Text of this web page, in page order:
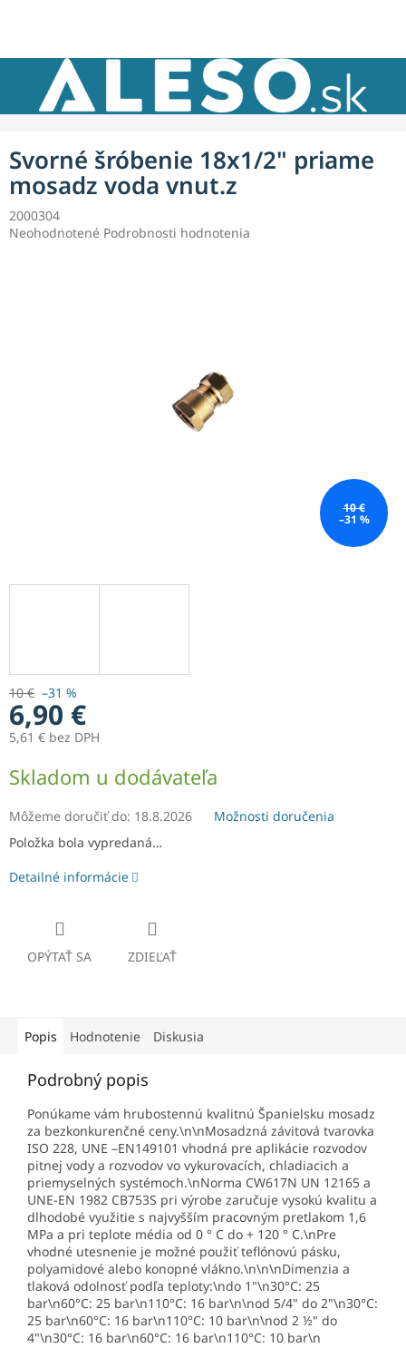
Svorné šróbenie 18x1/2" priame
mosadz voda vnut.z
2000304
Priemerné
Neohodnotené Podrobnosti hodnotenia
10 €
–31 %
10 € –31 %
6,90 €
5,61 € bez DPH
cena:
Skladom u dodávateľa
Môžeme doručiť do: 18.8.2026
Možnosti doručenia
Položka bola vypredaná…
Detailné informácie
OPÝTAŤ SA ZDIEĽAŤ
Popis Hodnotenie Diskusia
Podrobný popis
Ponúkame vám hrubostennú kvalitnú Španielsku mosadz
za bezkonkurenčné ceny.\n\nMosadzná závitová tvarovka
ISO 228, UNE –EN149101 vhodná pre aplikácie rozvodov
pitnej vody a rozvodov vo vykurovacích, chladiacich a
priemyselných systémoch.\nNorma CW617N UN 12165 a
UNE-EN 1982 CB753S pri výrobe zaručuje vysokú kvalitu a
dlhodobé využitie s najvyšším pracovným pretlakom 1,6
MPa a pri teplote média od 0 ° C do + 120 ° C.\nPre
vhodné utesnenie je možné použiť teflónovú pásku,
polyamidové alebo konopné vlákno.\n\n\nDimenzia a
tlaková odolnosť podľa teploty:\ndo 1"\n30°C: 25
bar\n60°C: 25 bar\n110°C: 16 bar\n\nod 5/4" do 2"\n30°C:
25 bar\n60°C: 16 bar\n110°C: 10 bar\n\nod 2 ½" do
4"\n30°C: 16 bar\n60°C: 16 bar\n110°C: 10 bar\n